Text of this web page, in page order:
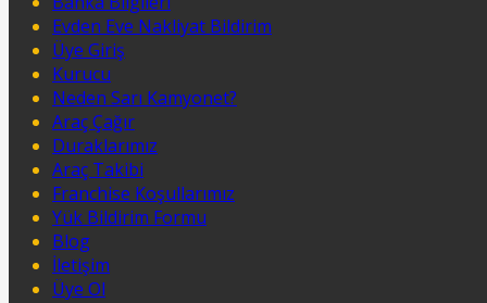
Evden Eve Nakliyat Bildirim
Üye Giriş
Kurucu
Neden Sarı Kamyonet?
Araç Çağır
Duraklarımız
Araç Takibi
Franchise Koşullarımız
Yük Bildirim Formu
Blog
İletişim
Üye Ol